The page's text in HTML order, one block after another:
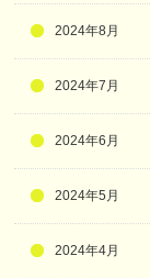
2024年8月
2024年7月
2024年6月
2024年5月
2024年4月